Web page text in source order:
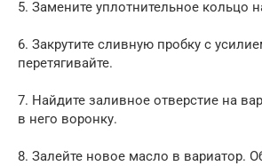
5. Замените уплотнительное кольцо
6. Закрутите сливную пробку с
перетягивайте.
7. Найдите заливное отверстие на
в него воронку.
8. Залейте новое масло в вариатор.